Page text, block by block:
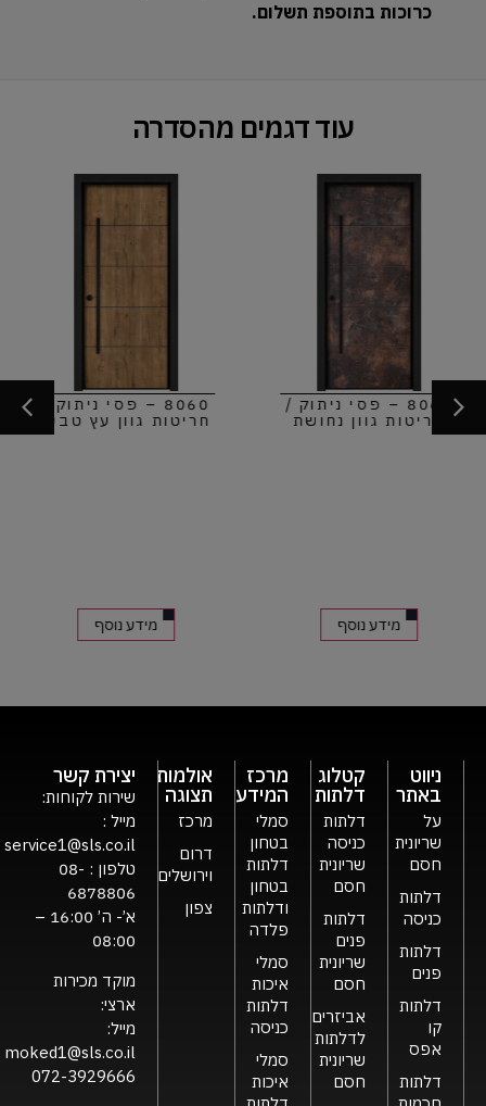
כרוכות בתוספת תשלום.
עוד דגמים מהסדרה
8060 – פסי ניתוק /
חריטות גוון עץ טבעי
מידע נוסף
8060 – פסי ניתוק /
חריטות גוון בטון
מידע נוסף
ניווט
באתר
על
שריונית
חסם
דלתות
כניסה
דלתות
פנים
דלתות
קו
אפס
דלתות
קטלוג
דלתות
דלתות
כניסה
שריונית
חסם
דלתות
פנים
שריונית
חסם
אביזרים
לדלתות
שריונית
חסם
מרכז
המידע
סמלי
בטחון
דלתות
בטחון
ודלתות
פלדה
סמלי
איכות
דלתות
כניסה
סמלי
איכות
אולמות
תצוגה
מרכז
דרום
וירושלים
צפון
יצירת קשר
שירות לקוחות:
מייל :
service1@sls.co.il
טלפון : 08-
6878806
א’- ה’ 16:00 –
08:00
מוקד מכירות
ארצי:
מייל:
moked1@sls.co.il
072-3929666